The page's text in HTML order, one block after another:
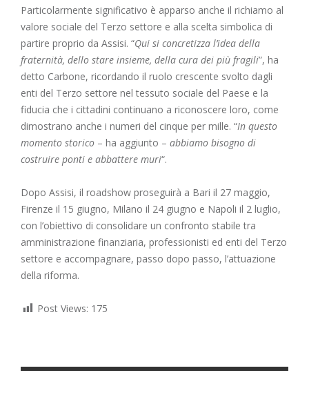
Particolarmente significativo è apparso anche il richiamo al
valore sociale del Terzo settore e alla scelta simbolica di
partire proprio da Assisi. “Qui si concretizza l’idea della
fraternità, dello stare insieme, della cura dei più fragili”, ha
detto Carbone, ricordando il ruolo crescente svolto dagli
enti del Terzo settore nel tessuto sociale del Paese e la
fiducia che i cittadini continuano a riconoscere loro, come
dimostrano anche i numeri del cinque per mille. “In questo
momento storico – ha aggiunto – abbiamo bisogno di
costruire ponti e abbattere muri“.
Dopo Assisi, il roadshow proseguirà a Bari il 27 maggio,
Firenze il 15 giugno, Milano il 24 giugno e Napoli il 2 luglio,
con l’obiettivo di consolidare un confronto stabile tra
amministrazione finanziaria, professionisti ed enti del Terzo
settore e accompagnare, passo dopo passo, l’attuazione
della riforma.
Post Views: 175